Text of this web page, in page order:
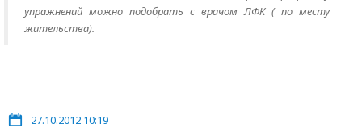
упражнений можно подобрать с врачом ЛФК ( по месту
жительства).
27.10.2012 10:19